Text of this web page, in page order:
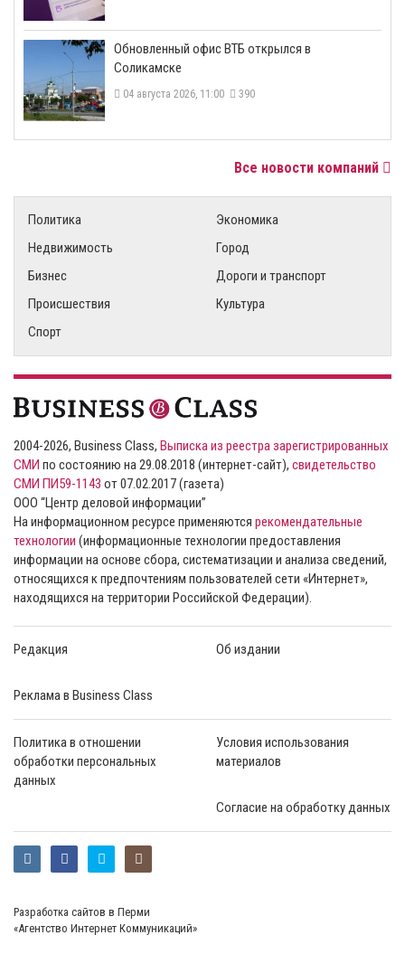
​Обновленный офис ВТБ открылся в
Соликамске
04 августа 2026, 11:00 390
Все новости компаний
Политика
Экономика
Недвижимость
Город
Бизнес
Дороги и транспорт
Происшествия
Культура
Спорт
2004-2026, Business Class, Выписка из реестра зарегистрированных
СМИ по состоянию на 29.08.2018 (интернет-сайт), свидетельство
СМИ ПИ59-1143 от 07.02.2017 (газета)
ООО “Центр деловой информации”
На информационном ресурсе применяются рекомендательные
технологии (информационные технологии предоставления
информации на основе сбора, систематизации и анализа сведений,
относящихся к предпочтениям пользователей сети «Интернет»,
находящихся на территории Российской Федерации).
Редакция Об издании
Реклама в Business Class
Политика в отношении
обработки персональных
данных
Условия использования
материалов
Согласие на обработку данных
Разработка сайтов в Перми
«Агентство Интернет Коммуникаций»